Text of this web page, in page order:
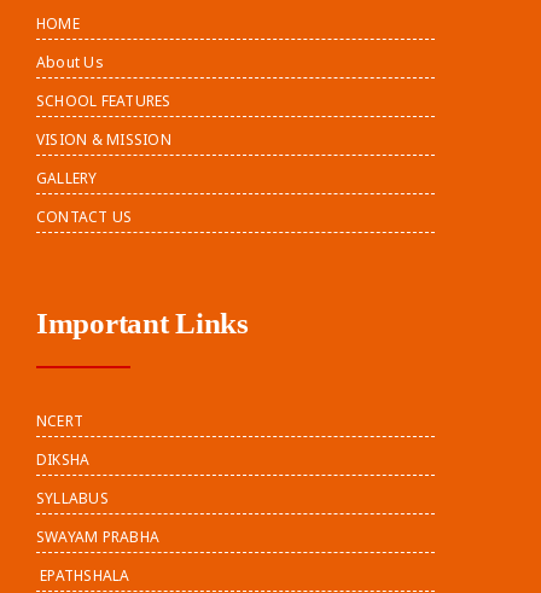
HOME
About Us
SCHOOL FEATURES
VISION & MISSION
GALLERY
CONTACT US
Important Links
NCERT
DIKSHA
SYLLABUS
SWAYAM PRABHA
EPATHSHALA